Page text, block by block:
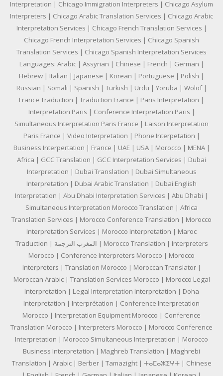
Interpretation | Chicago Immigration Interpreters | Chicago Asylum
Interpreters | Chicago Arabic Translation Services | Chicago Arabic
Interpretation Services | Chicago French Translation Services |
Chicago French Interpretation Services | Chicago Spanish
Translation Services | Chicago Spanish Interpretation Services
Languages: Arabic | Assyrian | Chinese | French | German |
Hebrew | Italian | Japanese | Korean | Portuguese | Polish |
Russian | Somali | Spanish | Turkish | Urdu | Yoruba | Wolof |
France Traduction | Traduction France | Paris Interpretation |
Interpretation Paris | Conference Interpretation Paris |
Simultaneous Interpretation Paris France | Laison Interpretation
Paris France | Video Interpretation | Phone Interpetation |
Business Interpertation | France | UAE | USA | Morocco | MENA |
Africa | GCC Translation | GCC Interpretation Services | Dubai
Interpretation | Dubai Translation | Dubai Simultaneous
Interpretation | Dubai Arabic Translation | Dubai English
Interpretation | Abu Dhabi Interpretation Services | Abu Dhabi |
Simultaneous Interpretation Morocco Translation | Africa
Translation Services | Morocco Conference Translation | Morocco
Interpretation Services | Morocco Interpretation | Maroc
Traduction | المغرب الترجمة | Morocco Translation | Interpreters
Morocco | Conference Interpreters Morocco | Morocco
Interpreters | Translation Morocco | Moroccan Translator |
Moroccan Arabic | Translation Services Morocco | Morocco Legal
Interpretation | Legal Interpretation Interpretation | Doha
Interpretation | Interprétation | Conference Interpretation
Morocco | Interpretation Equipment Morocco | Conference
Translation Morocco | Interpreters Morocco | Morocco Conference
Interpretation | Morocco Simultaneous Interpretation | Morocco
Business Interpretation | Maghreb Translation | Maghrebi
Translation | Arabic | Berber | Tamazight | ⵜⴰⵎⴰⵣⵉⵖⵜ | Chinese